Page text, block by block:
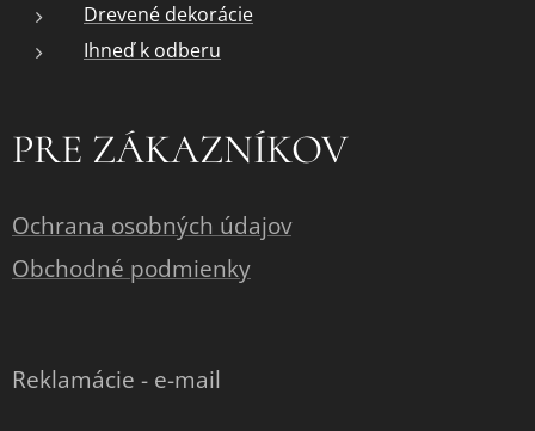
Drevené dekorácie
Ihneď k odberu
PRE ZÁKAZNÍKOV
Ochrana osobných údajov
Obchodné podmienky
Reklamácie - e-mail